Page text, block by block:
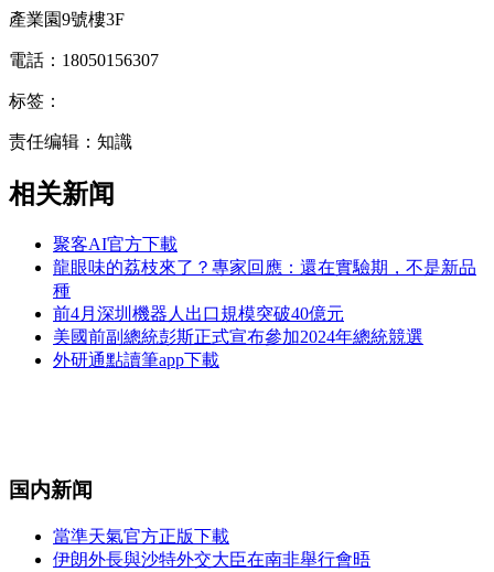
產業園9號樓3F
電話：18050156307
标签：
责任编辑：知識
相关新闻
聚客AI官方下載
龍眼味的荔枝來了？專家回應：還在實驗期，不是新品
種
前4月深圳機器人出口規模突破40億元
美國前副總統彭斯正式宣布參加2024年總統競選
外研通點讀筆app下載
国内新闻
當準天氣官方正版下載
伊朗外長與沙特外交大臣在南非舉行會晤